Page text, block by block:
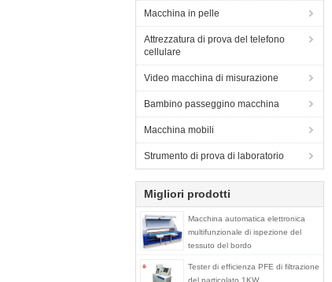
Macchina in pelle
Attrezzatura di prova del telefono
cellulare
Video macchina di misurazione
Bambino passeggino macchina
Macchina mobili
Strumento di prova di laboratorio
Migliori prodotti
Macchina automatica elettronica
multifunzionale di ispezione del
tessuto del bordo
Tester di efficienza PFE di filtrazione
del particolato 1KW